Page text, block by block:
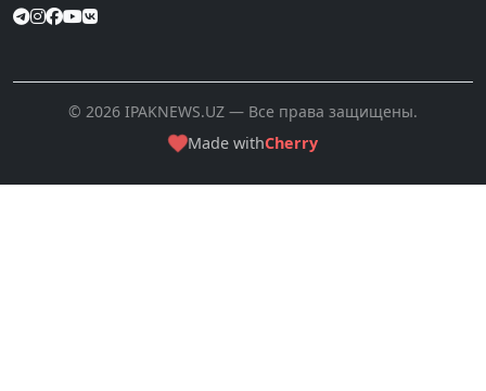
© 2026 IPAKNEWS.UZ — Все права защищены.
Made withCherry